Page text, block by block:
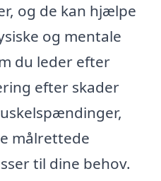
og de kan hjælpe
og mentale
du leder efter
efter skader
målrettede
til dine behov.